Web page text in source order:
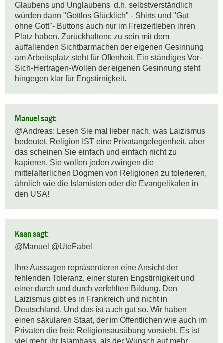
Glaubens und Unglaubens, d.h. selbstverständlich
würden dann "Gottlos Glücklich" - Shirts und "Gut
ohne Gott"- Buttons auch nur im Freizeitleben ihren
Platz haben. Zurückhaltend zu sein mit dem
auffallenden Sichtbarmachen der eigenen Gesinnung
am Arbeitsplatz steht für Offenheit. Ein ständiges Vor-
Sich-Hertragen-Wollen der eigenen Gesinnung steht
hingegen klar für Engstirnigkeit.
Manuel sagt:
@Andreas: Lesen Sie mal lieber nach, was Laizismus
bedeutet, Religion IST eine Privatangelegenheit, aber
das scheinen Sie einfach und einfach nicht zu
kapieren. Sie wollen jeden zwingen die
mittelalterlichen Dogmen von Religionen zu tolerieren,
ähnlich wie die Islamisten oder die Evangelikalen in
den USA!
Kaan sagt:
@Manuel @UteFabel
Ihre Aussagen repräsentieren eine Ansicht der
fehlenden Toleranz, einer sturen Engstirnigkeit und
einer durch und durch verfehlten Bildung. Den
Laizismus gibt es in Frankreich und nicht in
Deutschland. Und das ist auch gut so. Wir haben
einen säkularen Staat, der im Öffentlichen wie auch im
Privaten die freie Religionsausübung vorsieht. Es ist
viel mehr ihr Islamhass, als der Wunsch auf mehr